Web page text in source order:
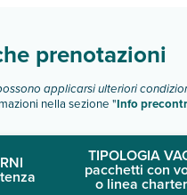
prenotazioni
applicarsi ulteriori
nella sezione "Info
TIPOLOGIA
pacchetti con
o linea